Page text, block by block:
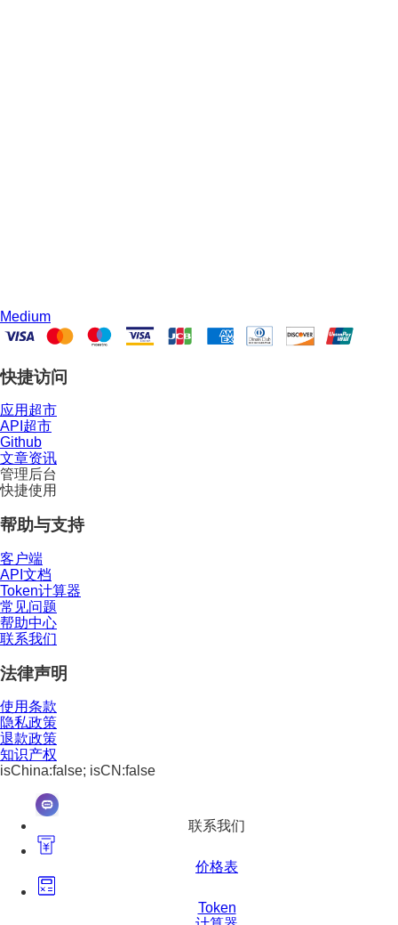
Medium
快捷访问
应用超市
API超市
Github
文章资讯
管理后台
快捷使用
帮助与支持
客户端
API文档
Token计算器
常见问题
帮助中心
联系我们
法律声明
使用条款
隐私政策
退款政策
知识产权
isChina:false; isCN:false
联系我们
价格表
Token